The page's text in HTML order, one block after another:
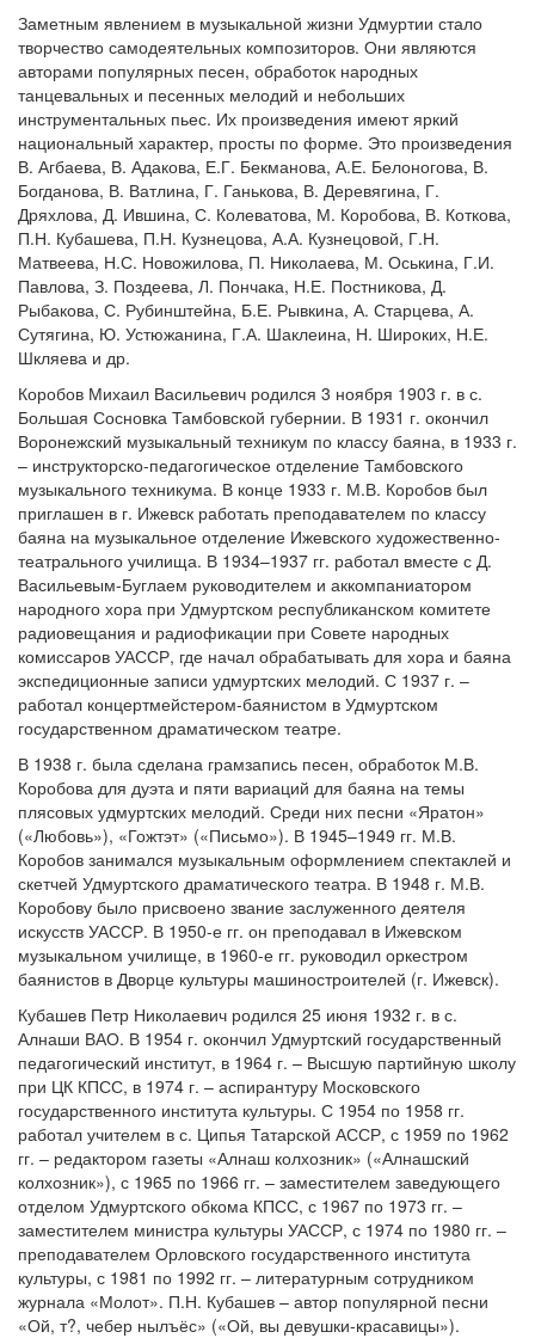
Заметным явлением в музыкальной жизни Удмуртии стало
творчество самодеятельных композиторов. Они являются
авторами популярных песен, обработок народных
танцевальных и песенных мелодий и небольших
инструментальных пьес. Их произведения имеют яркий
национальный характер, просты по форме. Это произведения
В. Агбаева, В. Адакова, Е.Г. Бекманова, А.Е. Белоногова, В.
Богданова, В. Ватлина, Г. Ганькова, В. Деревягина, Г.
Дряхлова, Д. Ившина, С. Колеватова, М. Коробова, В. Коткова,
П.Н. Кубашева, П.Н. Кузнецова, А.А. Кузнецовой, Г.Н.
Матвеева, Н.С. Новожилова, П. Николаева, М. Оськина, Г.И.
Павлова, З. Поздеева, Л. Пончака, Н.Е. Постникова, Д.
Рыбакова, С. Рубинштейна, Б.Е. Рывкина, А. Старцева, А.
Сутягина, Ю. Устюжанина, Г.А. Шаклеина, Н. Широких, Н.Е.
Шкляева и др.
Коробов Михаил Васильевич родился 3 ноября 1903 г. в с.
Большая Сосновка Тамбовской губернии. В 1931 г. окончил
Воронежский музыкальный техникум по классу баяна, в 1933 г.
– инструкторско-педагогическое отделение Тамбовского
музыкального техникума. В конце 1933 г. М.В. Коробов был
приглашен в г. Ижевск работать преподавателем по классу
баяна на музыкальное отделение Ижевского художественно-
театрального училища. В 1934–1937 гг. работал вместе с Д.
Васильевым-Буглаем руководителем и аккомпаниатором
народного хора при Удмуртском республиканском комитете
радиовещания и радиофикации при Совете народных
комиссаров УАССР, где начал обрабатывать для хора и баяна
экспедиционные записи удмуртских мелодий. С 1937 г. –
работал концертмейстером-баянистом в Удмуртском
государственном драматическом театре.
В 1938 г. была сделана грамзапись песен, обработок М.В.
Коробова для дуэта и пяти вариаций для баяна на темы
плясовых удмуртских мелодий. Среди них песни «Яратон»
(«Любовь»), «Гожтэт» («Письмо»). В 1945–1949 гг. М.В.
Коробов занимался музыкальным оформлением спектаклей и
скетчей Удмуртского драматического театра. В 1948 г. М.В.
Коробову было присвоено звание заслуженного деятеля
искусств УАССР. В 1950-е гг. он преподавал в Ижевском
музыкальном училище, в 1960-е гг. руководил оркестром
баянистов в Дворце культуры машиностроителей (г. Ижевск).
Кубашев Петр Николаевич родился 25 июня 1932 г. в с.
Алнаши ВАО. В 1954 г. окончил Удмуртский государственный
педагогический институт, в 1964 г. – Высшую партийную школу
при ЦК КПСС, в 1974 г. – аспирантуру Московского
государственного института культуры. С 1954 по 1958 гг.
работал учителем в с. Ципья Татарской АССР, с 1959 по 1962
гг. – редактором газеты «Алнаш колхозник» («Алнашский
колхозник»), с 1965 по 1966 гг. – заместителем заведующего
отделом Удмуртского обкома КПСС, с 1967 по 1973 гг. –
заместителем министра культуры УАССР, с 1974 по 1980 гг. –
преподавателем Орловского государственного института
культуры, с 1981 по 1992 гг. – литературным сотрудником
журнала «Молот». П.Н. Кубашев – автор популярной песни
«Ой, т?, чебер нылъёс» («Ой, вы девушки-красавицы»).